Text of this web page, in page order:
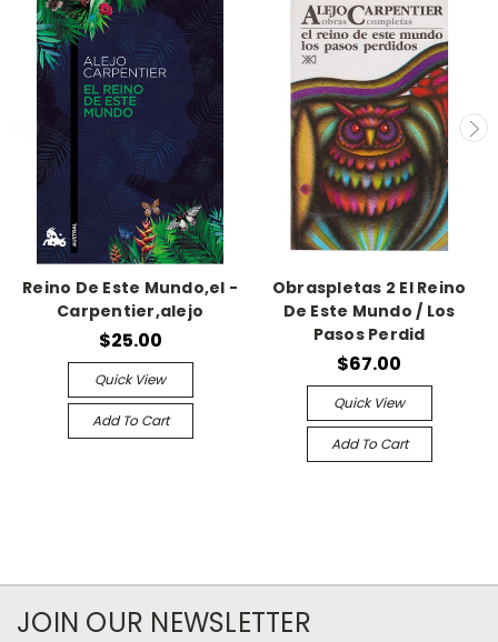
Reino De Este Mundo,el -
Carpentier,alejo
$25.00
Quick View
Add To Cart
Obraspletas 2 El Reino
De Este Mundo / Los
Pasos Perdid
$67.00
Quick View
Add To Cart
JOIN OUR NEWSLETTER